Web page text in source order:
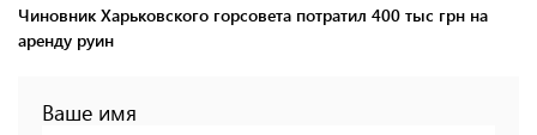
Чиновник Харьковского горсовета потратил 400 тыс грн на
аренду руин
Ваше имя